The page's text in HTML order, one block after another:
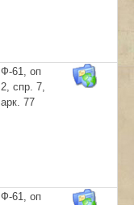
Ф-61, оп
2, спр. 7,
арк. 77
Ф-61, оп